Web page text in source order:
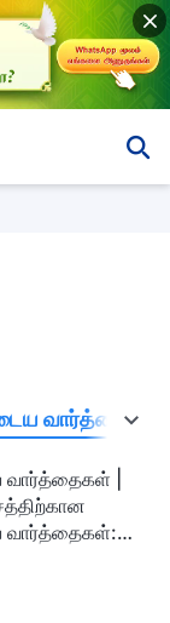
வார்த்தைகள்
|
வார்த்தைகள்: